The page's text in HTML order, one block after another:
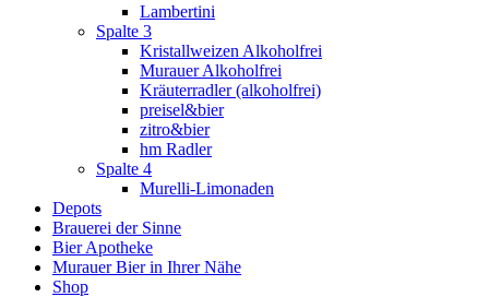
Lambertini
Spalte 3
Kristallweizen Alkoholfrei
Murauer Alkoholfrei
Kräuterradler (alkoholfrei)
preisel&bier
zitro&bier
hm Radler
Spalte 4
Murelli-Limonaden
Depots
Brauerei der Sinne
Bier Apotheke
Murauer Bier in Ihrer Nähe
Shop